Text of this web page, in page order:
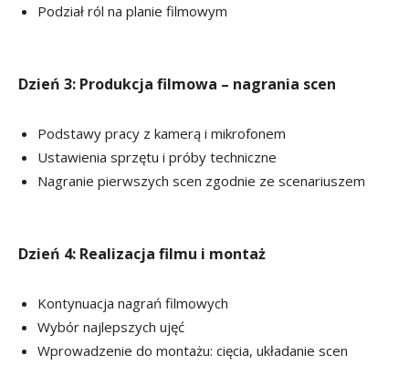
Podział ról na planie filmowym
Dzień 3: Produkcja filmowa – nagrania scen
Podstawy pracy z kamerą i mikrofonem
Ustawienia sprzętu i próby techniczne
Nagranie pierwszych scen zgodnie ze scenariuszem
Dzień 4: Realizacja filmu i montaż
Kontynuacja nagrań filmowych
Wybór najlepszych ujęć
Wprowadzenie do montażu: cięcia, układanie scen